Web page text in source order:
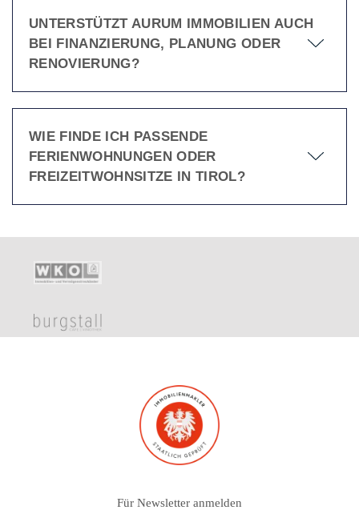
UNTERSTÜTZT AURUM IMMOBILIEN AUCH
BEI FINANZIERUNG, PLANUNG ODER
RENOVIERUNG?
WIE FINDE ICH PASSENDE
FERIENWOHNUNGEN ODER
FREIZEITWOHNSITZE IN TIROL?
Für Newsletter anmelden